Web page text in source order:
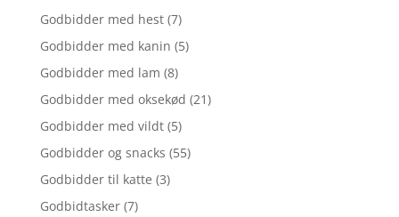
Godbidder med hest (7)
Godbidder med kanin (5)
Godbidder med lam (8)
Godbidder med oksekød (21)
Godbidder med vildt (5)
Godbidder og snacks (55)
Godbidder til katte (3)
Godbidtasker (7)